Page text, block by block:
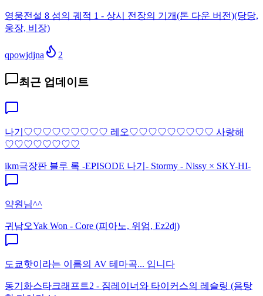
영웅전설 8 섬의 궤적 1 - 상시 전장의 기개(톤 다운 버전)(당당,
웅장, 비장)
qpowjdjna 2
최근 업데이트
나기♡♡♡♡♡♡♡♡♡ 레오♡♡♡♡♡♡♡♡♡ 사랑해
♡♡♡♡♡♡♡♡
ikm극장판 블루 록 -EPISODE 나기- Stormy - Nissy × SKY-HI-
약원님^^
귀남오Yak Won - Core (피아노, 위엄, Ez2dj)
도쿄핫이라는 이름의 AV 테마곡... 입니다
동기화스타크래프트2 - 짐레이너와 타이커스의 레슬링 (음탕